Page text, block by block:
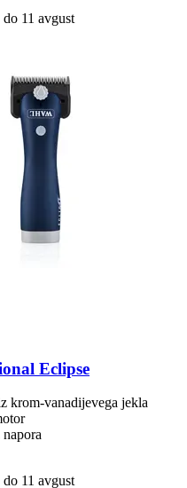
11 avgust
Eclipse
krom-vanadijevega jekla
11 avgust